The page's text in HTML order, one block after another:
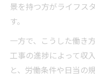
景を持つ方がライフス
す。
一方で、こうした働き
工事の進捗によって収
と、労働条件や日当の